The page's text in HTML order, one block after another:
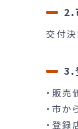
2.
交付決
3.
・販
・市か
・登